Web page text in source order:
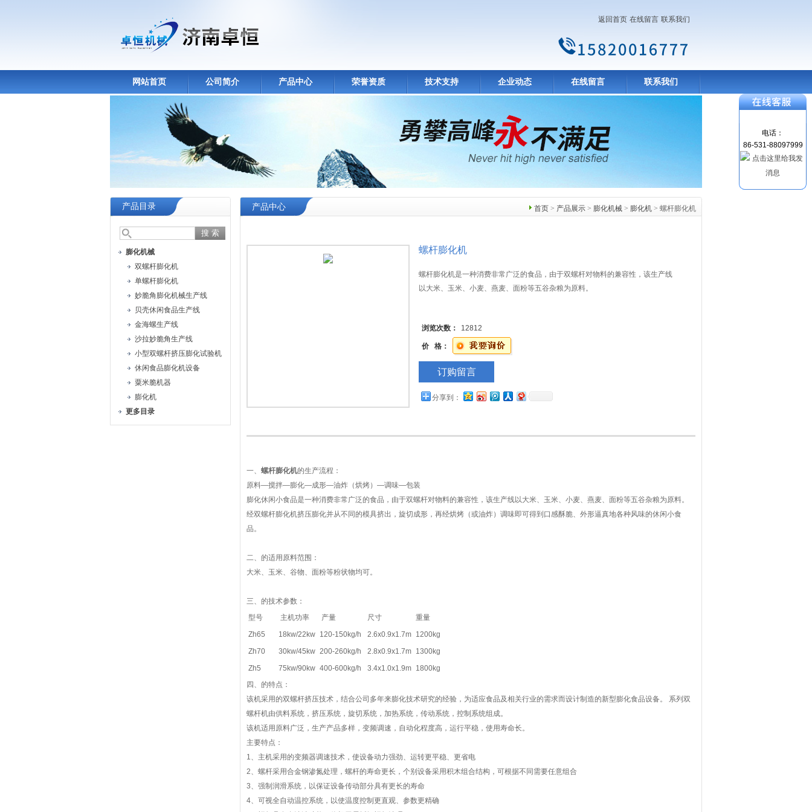
返回首页 在线留言 联系我们
网站首页 公司简介 产品中心 荣誉资质 技术支持 企业动态 在线留言 联系我们
产品目录
膨化机械
双螺杆膨化机
单螺杆膨化机
妙脆角膨化机械生产线
贝壳休闲食品生产线
金海螺生产线
沙拉妙脆角生产线
小型双螺杆挤压膨化试验机
休闲食品膨化机设备
粟米脆机器
膨化机
更多目录
首页 > 产品展示 > 膨化机械 > 膨化机 > 螺杆膨化机
产品中心
螺杆膨化机
螺杆膨化机是一种消费非常广泛的食品，由于双螺杆对物料的兼容性，该生产线
以大米、玉米、小麦、燕麦、面粉等五谷杂粮为原料。
浏览次数： 12812
价 格：
订购留言
分享到：
一、 螺杆膨化机的生产流程：
原料—搅拌—膨化—成形—油炸（烘烤）—调味—包装
膨化休闲小食品是一种消费非常广泛的食品，由于双螺杆对物料的兼容性，该生产线以大米、玉米、小麦、燕麦、面粉等五谷杂粮为原料。
经双螺杆膨化机挤压膨化并从不同的模具挤出，旋切成形，再经烘烤（或油炸）调味即可得到口感酥脆、外形逼真地各种风味的休闲小食
品。
二、 的适用原料范围：
大米、玉米、谷物、面粉等粉状物均可。
三、 的技术参数：
型号
主机功率 产量 尺寸
重量
Zh65
18kw/22kw 120-150kg/h 2.6x0.9x1.7m 1200kg
Zh70
30kw/45kw 200-260kg/h 2.8x0.9x1.7m 1300kg
Zh5
75kw/90kw 400-600kg/h 3.4x1.0x1.9m 1800kg
四、 的特点：
该机采用的双螺杆挤压技术，结合公司多年来膨化技术研究的经验，为适应食品及相关行业的需求而设计制造的新型膨化食品设备。 系列双
螺杆机由供料系统，挤压系统，旋切系统，加热系统，传动系统，控制系统组成。
该机适用原料广泛，生产产品多样，变频调速，自动化程度高，运行平稳，使用寿命长。
主要特点：
1、主机采用的变频器调速技术，使设备动力强劲、运转更平稳、更省电
2、螺杆采用合金钢渗氮处理，螺杆的寿命更长，个别设备采用积木组合结构，可根据不同需要任意组合
3、强制润滑系统，以保证设备传动部分具有更长的寿命
4、可视全自动温控系统，以使温度控制更直观、参数更精确
电话：
86-531-88097999